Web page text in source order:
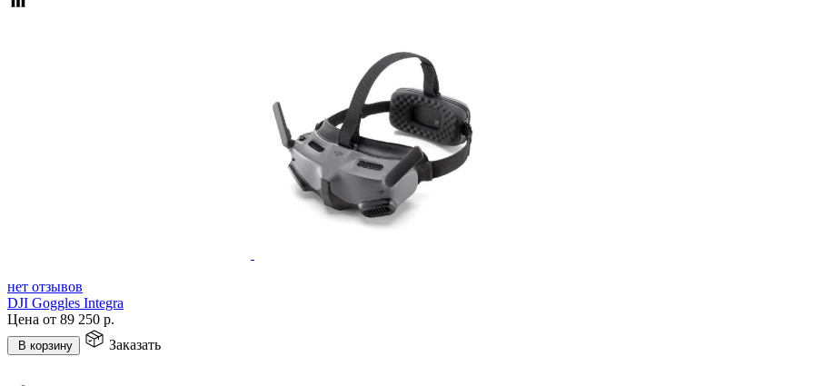
нет отзывов
DJI Goggles Integra
Цена от 89 250 р.
В корзину Заказать